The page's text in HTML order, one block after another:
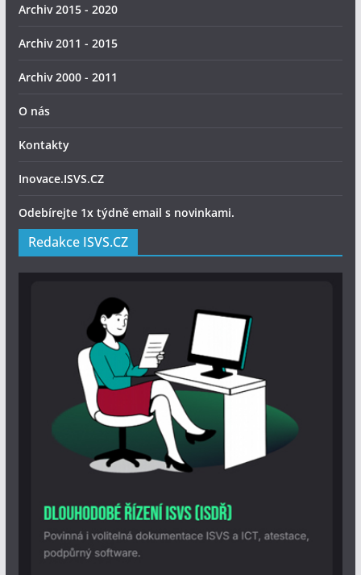
Archiv 2015 - 2020
Archiv 2011 - 2015
Archiv 2000 - 2011
O nás
Kontakty
Inovace.ISVS.CZ
Odebírejte 1x týdně email s novinkami.
Redakce ISVS.CZ